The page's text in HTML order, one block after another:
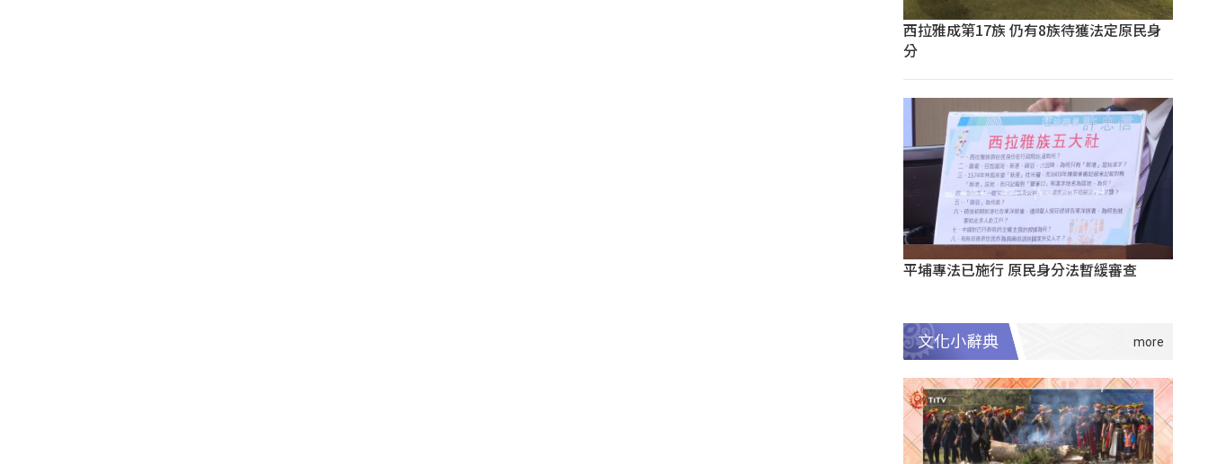
西拉雅成第17族 仍有8族待獲法定原民身
分
平埔專法已施行 原民身分法暫緩審查
文化小辭典